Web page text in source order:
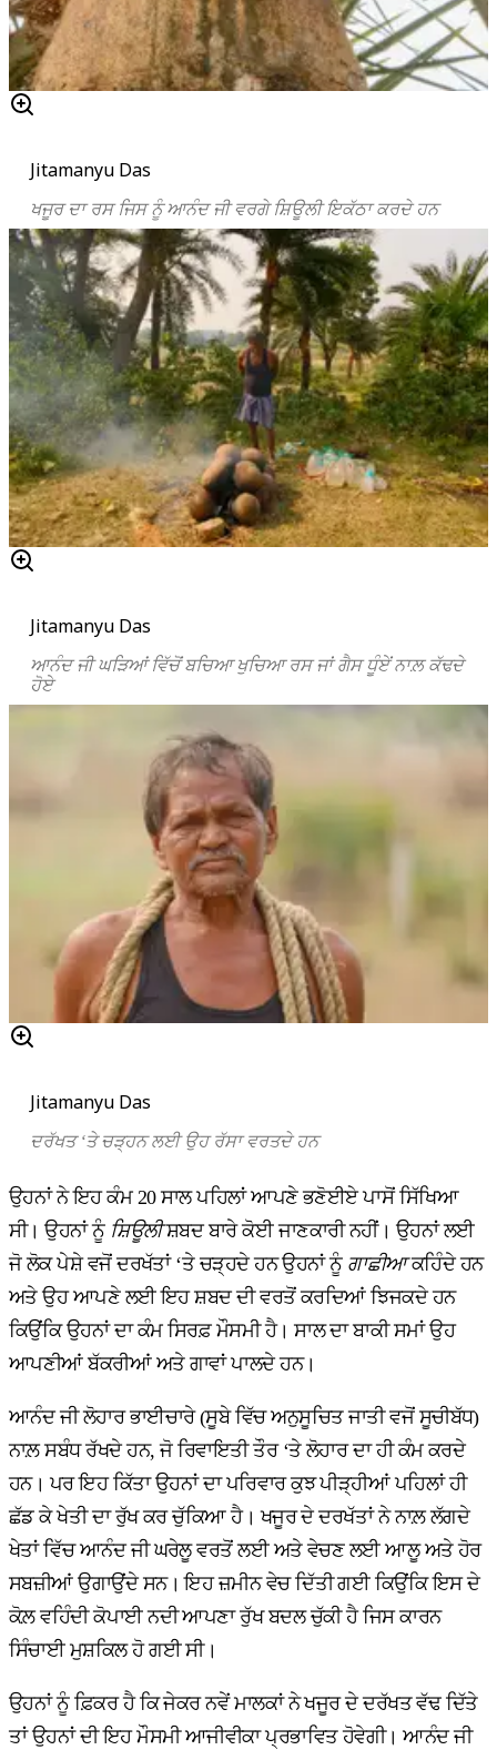
Jitamanyu Das
ਖਜੂਰ ਦਾ ਰਸ ਜਿਸ ਨੂੰ ਆਨੰਦ ਜੀ ਵਰਗੇ ਸ਼ਿਊਲੀ ਇਕੱਠਾ ਕਰਦੇ ਹਨ
Jitamanyu Das
ਆਨੰਦ ਜੀ ਘੜਿਆਂ ਵਿੱਚੋਂ ਬਚਿਆ ਖੁਚਿਆ ਰਸ ਜਾਂ ਗੈਸ ਧੂੰਏਂ ਨਾਲ਼ ਕੱਢਦੇ
ਹੋਏ
Jitamanyu Das
ਦਰੱਖਤ ‘ਤੇ ਚੜ੍ਹਨ ਲਈ ਉਹ ਰੱਸਾ ਵਰਤਦੇ ਹਨ
ਉਹਨਾਂ ਨੇ ਇਹ ਕੰਮ 20 ਸਾਲ ਪਹਿਲਾਂ ਆਪਣੇ ਭਣੋਈਏ ਪਾਸੋਂ ਸਿੱਖਿਆ
ਸੀ। ਉਹਨਾਂ ਨੂੰ ਸ਼ਿਊਲੀਸ਼ਬਦ ਬਾਰੇ ਕੋਈ ਜਾਣਕਾਰੀ ਨਹੀਂ। ਉਹਨਾਂ ਲਈ
ਜੋ ਲੋਕ ਪੇਸ਼ੇ ਵਜੋਂ ਦਰਖੱਤਾਂ ‘ਤੇ ਚੜ੍ਹਦੇ ਹਨ ਉਹਨਾਂ ਨੂੰ ਗਾਛੀਆਕਹਿੰਦੇ ਹਨ
ਅਤੇ ਉਹ ਆਪਣੇ ਲਈ ਇਹ ਸ਼ਬਦ ਦੀ ਵਰਤੋਂ ਕਰਦਿਆਂ ਝਿਜਕਦੇ ਹਨ
ਕਿਉਂਕਿ ਉਹਨਾਂ ਦਾ ਕੰਮ ਸਿਰਫ਼ ਮੌਸਮੀ ਹੈ। ਸਾਲ ਦਾ ਬਾਕੀ ਸਮਾਂ ਉਹ
ਆਪਣੀਆਂ ਬੱਕਰੀਆਂ ਅਤੇ ਗਾਵਾਂ ਪਾਲਦੇ ਹਨ।
ਆਨੰਦ ਜੀ ਲੋਹਾਰ ਭਾਈਚਾਰੇ (ਸੂਬੇ ਵਿੱਚ ਅਨੁਸੂਚਿਤ ਜਾਤੀ ਵਜੋਂ ਸੂਚੀਬੱਧ)
ਨਾਲ਼ ਸਬੰਧ ਰੱਖਦੇ ਹਨ, ਜੋ ਰਿਵਾਇਤੀ ਤੌਰ ‘ਤੇ ਲੋਹਾਰ ਦਾ ਹੀ ਕੰਮ ਕਰਦੇ
ਹਨ। ਪਰ ਇਹ ਕਿੱਤਾ ਉਹਨਾਂ ਦਾ ਪਰਿਵਾਰ ਕੁਝ ਪੀੜ੍ਹੀਆਂ ਪਹਿਲਾਂ ਹੀ
ਛੱਡ ਕੇ ਖੇਤੀ ਦਾ ਰੁੱਖ ਕਰ ਚੁੱਕਿਆ ਹੈ। ਖਜੂਰ ਦੇ ਦਰਖੱਤਾਂ ਨੇ ਨਾਲ਼ ਲੱਗਦੇ
ਖੇਤਾਂ ਵਿੱਚ ਆਨੰਦ ਜੀ ਘਰੇਲੂ ਵਰਤੋਂ ਲਈ ਅਤੇ ਵੇਚਣ ਲਈ ਆਲੂ ਅਤੇ ਹੋਰ
ਸਬਜ਼ੀਆਂ ਉਗਾਉਂਦੇ ਸਨ। ਇਹ ਜ਼ਮੀਨ ਵੇਚ ਦਿੱਤੀ ਗਈ ਕਿਉਂਕਿ ਇਸ ਦੇ
ਕੋਲ਼ ਵਹਿੰਦੀ ਕੋਪਾਈ ਨਦੀ ਆਪਣਾ ਰੁੱਖ ਬਦਲ ਚੁੱਕੀ ਹੈ ਜਿਸ ਕਾਰਨ
ਸਿੰਚਾਈ ਮੁਸ਼ਕਿਲ ਹੋ ਗਈ ਸੀ।
ਉਹਨਾਂ ਨੂੰ ਫ਼ਿਕਰ ਹੈ ਕਿ ਜੇਕਰ ਨਵੇਂ ਮਾਲਕਾਂ ਨੇ ਖਜੂਰ ਦੇ ਦਰੱਖਤ ਵੱਢ ਦਿੱਤੇ
ਤਾਂ ਉਹਨਾਂ ਦੀ ਇਹ ਮੌਸਮੀ ਆਜੀਵੀਕਾ ਪ੍ਰਭਾਵਿਤ ਹੋਵੇਗੀ। ਆਨੰਦ ਜੀ